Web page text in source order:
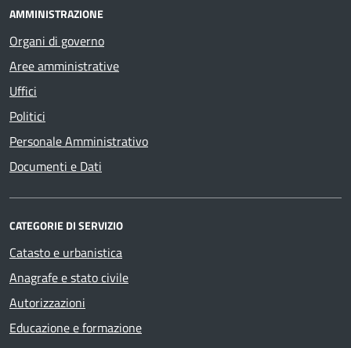
AMMINISTRAZIONE
Organi di governo
Aree amministrative
Uffici
Politici
Personale Amministrativo
Documenti e Dati
CATEGORIE DI SERVIZIO
Catasto e urbanistica
Anagrafe e stato civile
Autorizzazioni
Educazione e formazione